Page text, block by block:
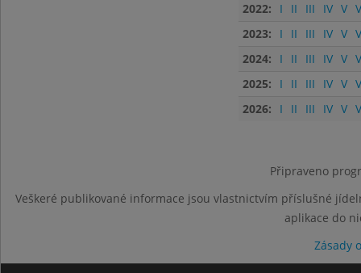
2022:
I II III IV V
2023:
I II III IV V
2024:
I II III IV V
2025:
I II III IV V
2026:
I II III IV V
Připraveno
Veškeré publikované informace jsou vlastnictvím příslušné
aplikace do
Zásady